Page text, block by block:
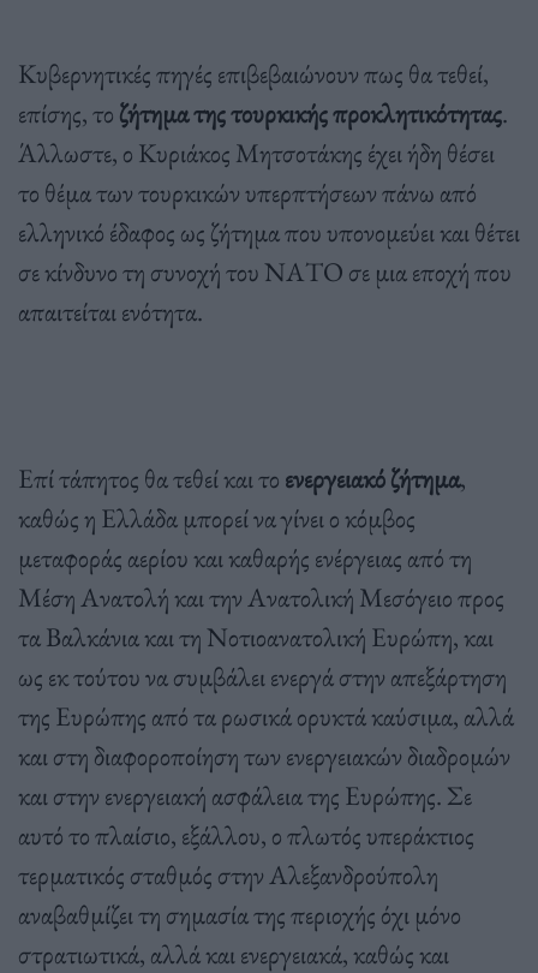
Κυβερνητικές πηγές επιβεβαιώνουν πως θα τεθεί,
επίσης, το ζήτημα της τουρκικής προκλητικότητας.
Άλλωστε, ο Κυριάκος Μητσοτάκης έχει ήδη θέσει
το θέμα των τουρκικών υπερπτήσεων πάνω από
ελληνικό έδαφος ως ζήτημα που υπονομεύει και θέτει
σε κίνδυνο τη συνοχή του ΝΑΤΟ σε μια εποχή που
απαιτείται ενότητα.
Επί τάπητος θα τεθεί και το ενεργειακό ζήτημα,
καθώς η Ελλάδα μπορεί να γίνει ο κόμβος
μεταφοράς αερίου και καθαρής ενέργειας από τη
Μέση Ανατολή και την Ανατολική Μεσόγειο προς
τα Βαλκάνια και τη Νοτιοανατολική Ευρώπη, και
ως εκ τούτου να συμβάλει ενεργά στην απεξάρτηση
της Ευρώπης από τα ρωσικά ορυκτά καύσιμα, αλλά
και στη διαφοροποίηση των ενεργειακών διαδρομών
και στην ενεργειακή ασφάλεια της Ευρώπης. Σε
αυτό το πλαίσιο, εξάλλου, ο πλωτός υπεράκτιος
τερματικός σταθμός στην Αλεξανδρούπολη
αναβαθμίζει τη σημασία της περιοχής όχι μόνο
στρατιωτικά, αλλά και ενεργειακά, καθώς και